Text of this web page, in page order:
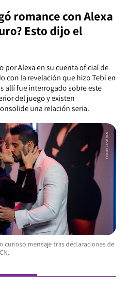
romance con Alexa
Esto dijo el
por Alexa en su cuenta oficial de
con la revelación que hizo Tebi en
allí fue interrogado sobre este
del juego y existen
una relación seria.
curioso mensaje tras declaraciones de